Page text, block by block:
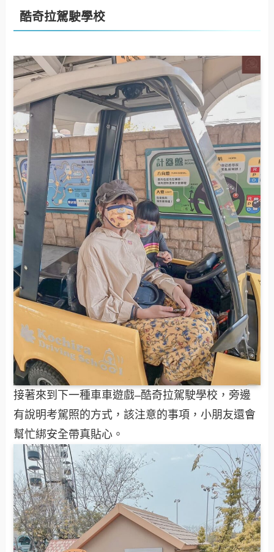
酷奇拉駕駛學校
接著來到下一種車車遊戲–酷奇拉駕駛學校，旁邊
有說明考駕照的方式，該注意的事項，小朋友還會
幫忙綁安全帶真貼心。